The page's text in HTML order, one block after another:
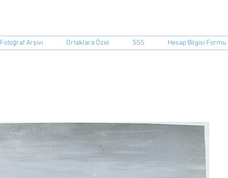
Fotoğraf Arşivi Ortaklara Özel SSS Hesap Bilgisi Formu